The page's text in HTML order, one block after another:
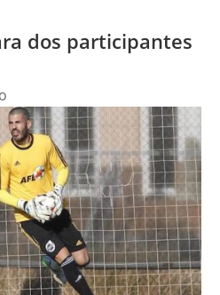
dos participantes